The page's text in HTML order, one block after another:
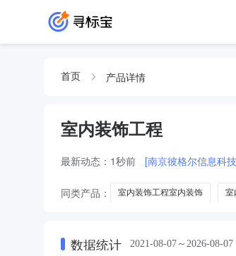
首页 产品详情
室内装饰工程
最新动态： 1秒前 [南京彼格尔信息科
同类产品： 室内装饰工程室内装饰 室
数据统计 2021-08-07～2026-08-07